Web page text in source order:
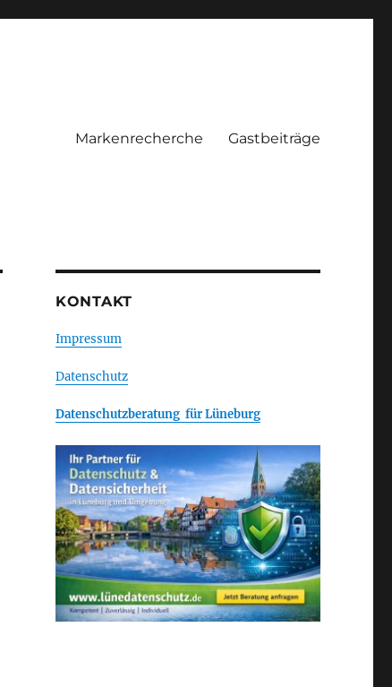
Markenrecherche Gastbeiträge
KONTAKT
Impressum
Datenschutz
Datenschutzberatung für Lüneburg